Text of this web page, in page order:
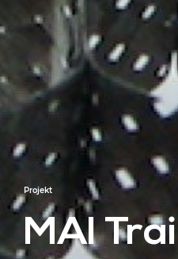
Projekt
MAI